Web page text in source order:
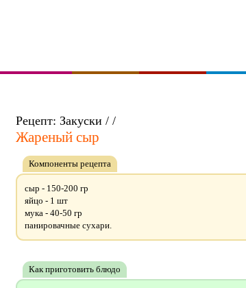
Рецепт: Закуски / /
Жареный сыр
Компоненты рецепта
сыр - 150-200 гр
яйцо - 1 шт
мука - 40-50 гр
панировачные сухари.
Как приготовить блюдо